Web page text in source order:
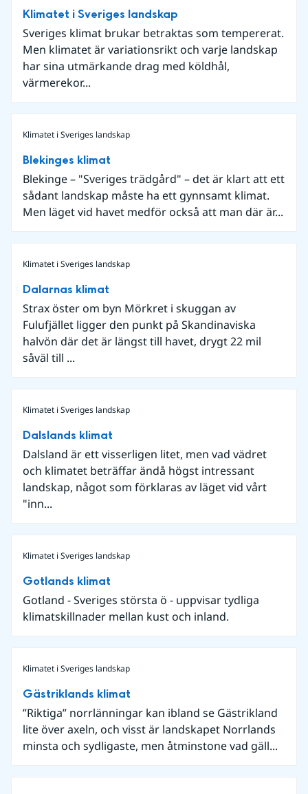
Klimatet i Sveriges landskap
Sveriges klimat brukar betraktas som tempererat.
Men klimatet är variationsrikt och varje landskap
har sina utmärkande drag med köldhål,
värmerekor...
Klimatet i Sveriges landskap
Blekinges klimat
Blekinge – "Sveriges trädgård" – det är klart att ett
sådant landskap måste ha ett gynnsamt klimat.
Men läget vid havet medför också att man där är...
Klimatet i Sveriges landskap
Dalarnas klimat
Strax öster om byn Mörkret i skuggan av
Fulufjället ligger den punkt på Skandinaviska
halvön där det är längst till havet, drygt 22 mil
såväl till ...
Klimatet i Sveriges landskap
Dalslands klimat
Dalsland är ett visserligen litet, men vad vädret
och klimatet beträffar ändå högst intressant
landskap, något som förklaras av läget vid vårt
"inn...
Klimatet i Sveriges landskap
Gotlands klimat
Gotland - Sveriges största ö - uppvisar tydliga
klimatskillnader mellan kust och inland.
Klimatet i Sveriges landskap
Gästriklands klimat
”Riktiga” norrlänningar kan ibland se Gästrikland
lite över axeln, och visst är landskapet Norrlands
minsta och sydligaste, men åtminstone vad gäll...